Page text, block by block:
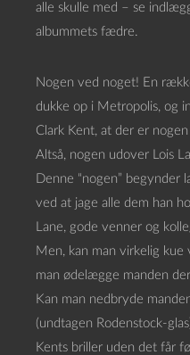
alle skulle med – se
albummets fædre.
Nogen ved noget! En
dukke op i Metropolis, og
Clark Kent, at der er
Altså, nogen udover Lois
Denne “nogen” begynder
ved at jage alle dem han
Lane, gode venner og
Men, kan man virkelig
man ødelægge manden
Kan man nedbryde
(undtagen Rodenstock-
Kents briller uden det får